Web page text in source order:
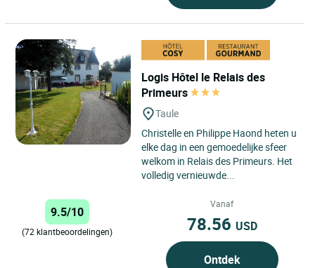
Logis Hôtel le Relais des
Primeurs
Taule
Christelle en Philippe Haond heten u
elke dag in een gemoedelijke sfeer
welkom in Relais des Primeurs. Het
volledig vernieuwde...
9.5/10
(72 klantbeoordelingen)
Vanaf
78.56 USD
Ontdek